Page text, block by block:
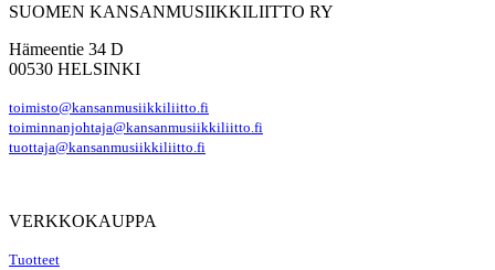
SUOMEN KANSANMUSIIKKILIITTO RY
Hämeentie 34 D
00530 HELSINKI
toimisto@kansanmusiikkiliitto.fi
toiminnanjohtaja@kansanmusiikkiliitto.fi
tuottaja@kansanmusiikkiliitto.fi
VERKKOKAUPPA
Tuotteet